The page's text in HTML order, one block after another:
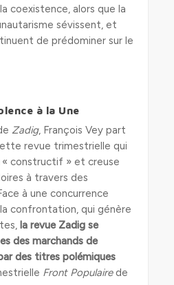
coexistence, alors que la
sévissent, et
de prédominer sur le
à la Une
Zadig, François Vey part
revue trimestrielle qui
constructif » et creuse
à travers des
à une concurrence
confrontation, qui génère
la revue Zadig se
des marchands de
des titres polémiques
Front Populairede